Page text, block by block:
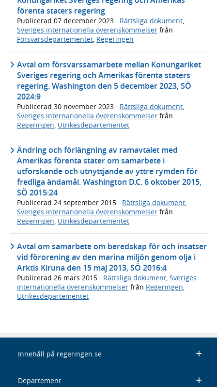
förenta staters regering
Publicerad 07 december 2023 · Rättsliga dokument,
Sveriges internationella överenskommelser från
Försvarsdepartementet, Regeringen
Avtal om försvarssamarbete mellan Konungariket
Sveriges regering och Amerikas förenta staters
regering. Washington den 5 december 2023, SÖ
2024:9
Publicerad 30 november 2023 · Rättsliga dokument,
Sveriges internationella överenskommelser från
Regeringen, Utrikesdepartementet
Ändring och förlängning av ramavtalet med
Amerikas förenta stater om samarbete i
utforskande och utnyttjande av yttre rymden för
fredliga ändamål. Washington D.C. 6 oktober 2015,
SÖ 2015:24
Publicerad 24 september 2015 · Rättsliga dokument,
Sveriges internationella överenskommelser från
Regeringen, Utrikesdepartementet
Avtal om samarbete om beredskap för och insatser
vid förorening av den marina miljön genom olja i
Arktis Kiruna den 15 maj 2013, SÖ 2016:4
Publicerad 26 mars 2015 · Rättsliga dokument, Sveriges
internationella överenskommelser från Regeringen,
Utrikesdepartementet
Innehåll på regeringen.se
Departement